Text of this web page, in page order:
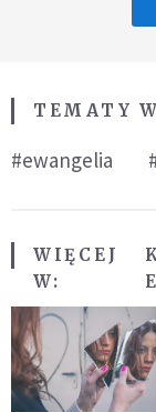
TEMATY
#ewangelia
WIĘCEJ
W: